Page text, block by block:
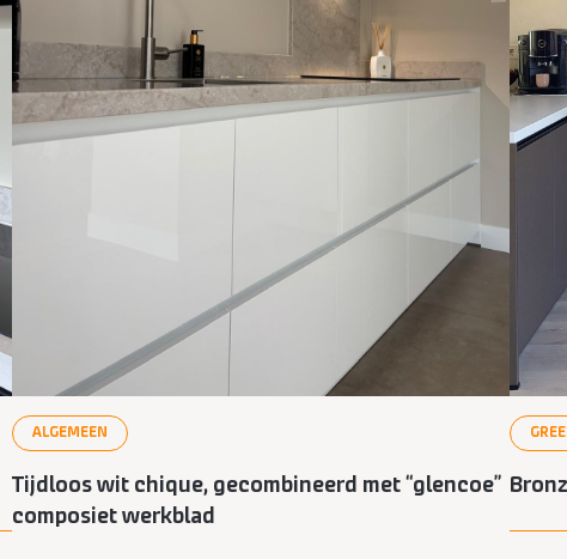
ALGEMEEN
Tijdloos wit chique, gecombineerd met “glencoe”
composiet werkblad